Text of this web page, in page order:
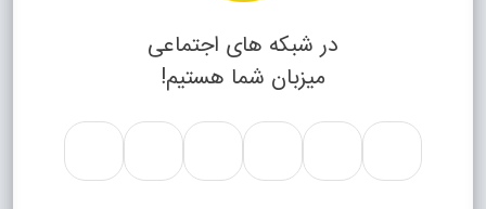
در شبکه های اجتماعی
میزبان شما هستیم!